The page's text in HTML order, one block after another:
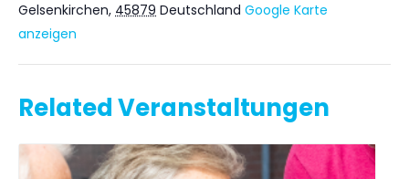
Gelsenkirchen, 45879 Deutschland Google Karte
anzeigen
Related Veranstaltungen